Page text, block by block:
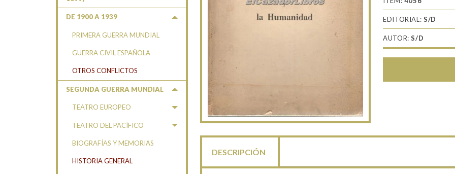
EDITORIAL:S/D
AUTOR:S/D
DESCRIPCIÓN
DE 1900 A 1939
PRIMERA GUERRA MUNDIAL
GUERRA CIVIL ESPAÑOLA
OTROS CONFLICTOS
SEGUNDA GUERRA MUNDIAL
TEATRO EUROPEO
TEATRO DEL PACÍFICO
BIOGRAFÍAS Y MEMORIAS
HISTORIA GENERAL